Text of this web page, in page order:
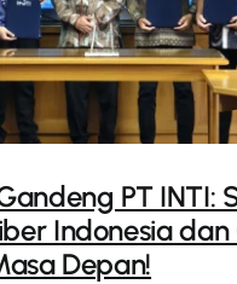
PT INTI:
Indonesia dan
Depan!